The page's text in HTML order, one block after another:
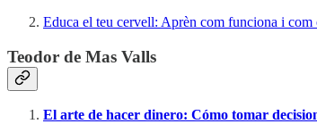
Educa el teu cervell: Aprèn com funciona i
Teodor de Mas Valls
El arte de hacer dinero: Cómo tomar